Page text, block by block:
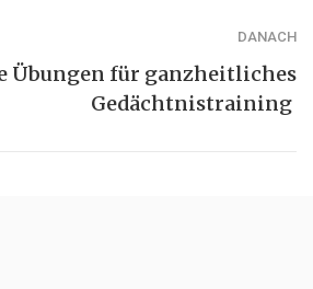
DANACH
Übungen für ganzheitliches
Gedächtnistraining